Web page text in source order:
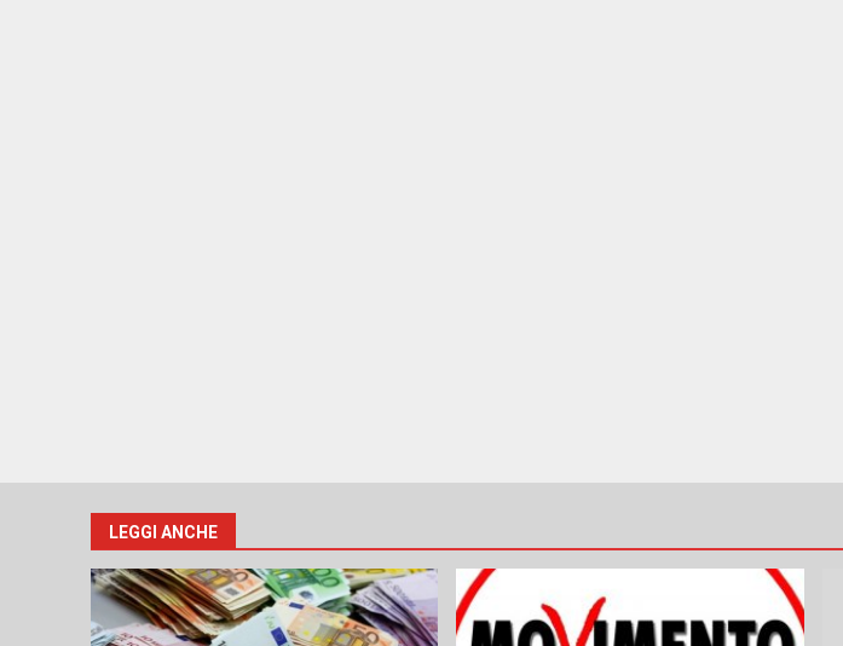
LEGGI ANCHE